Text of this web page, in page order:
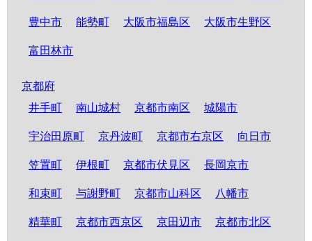
豊中市 能勢町 大阪市福島区 大阪市生野区
富田林市
京都府
井手町
南山城村 京都市南区 城陽市
宇治田原町 京丹波町 京都市右京区 向日市
笠置町 伊根町 京都市伏見区 長岡京市
和束町 与謝野町 京都市山科区 八幡市
精華町 京都市西京区 京田辺市 京都市北区